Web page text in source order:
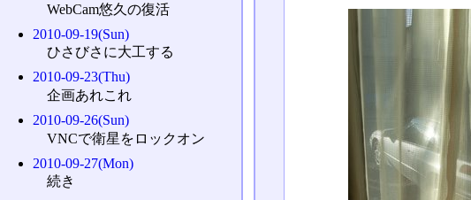
WebCam悠久の復活
2010-09-19(Sun)
ひさびさに大工する
2010-09-23(Thu)
企画あれこれ
2010-09-26(Sun)
VNCで衛星をロックオン
2010-09-27(Mon)
続き